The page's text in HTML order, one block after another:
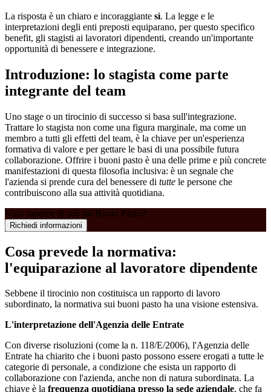
La risposta è un chiaro e incoraggiante sì. La legge e le
interpretazioni degli enti preposti equiparano, per questo specifico
benefit, gli stagisti ai lavoratori dipendenti, creando un'importante
opportunità di benessere e integrazione.
Introduzione: lo stagista come parte
integrante del team
Uno stage o un tirocinio di successo si basa sull'integrazione.
Trattare lo stagista non come una figura marginale, ma come un
membro a tutti gli effetti del team, è la chiave per un'esperienza
formativa di valore e per gettare le basi di una possibile futura
collaborazione. Offrire i buoni pasto è una delle prime e più concrete
manifestazioni di questa filosofia inclusiva: è un segnale che
l'azienda si prende cura del benessere di tutte le persone che
contribuiscono alla sua attività quotidiana.
Vuoi saperne di più sui Buoni Pasto?
Richiedi informazioni
Cosa prevede la normativa:
l'equiparazione al lavoratore dipendente
Sebbene il tirocinio non costituisca un rapporto di lavoro
subordinato, la normativa sui buoni pasto ha una visione estensiva.
L'interpretazione dell'Agenzia delle Entrate
Con diverse risoluzioni (come la n. 118/E/2006), l'Agenzia delle
Entrate ha chiarito che i buoni pasto possono essere erogati a tutte le
categorie di personale, a condizione che esista un rapporto di
collaborazione con l'azienda, anche non di natura subordinata. La
chiave è la frequenza quotidiana presso la sede aziendale, che fa